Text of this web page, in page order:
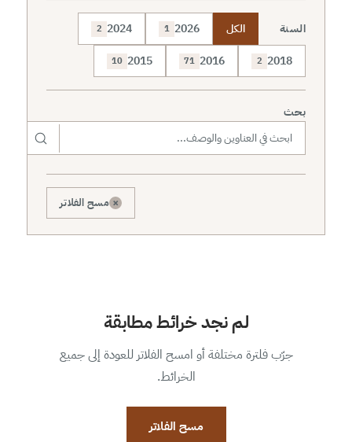
السنة الكل 2026
1
2024
2
2018
2
2016
71
2015
10
بحث
× مسح الفلاتر
لم نجد خرائط مطابقة
جرّب فلترة مختلفة أو امسح الفلاتر للعودة إلى جميع
الخرائط.
مسح الفلاتر